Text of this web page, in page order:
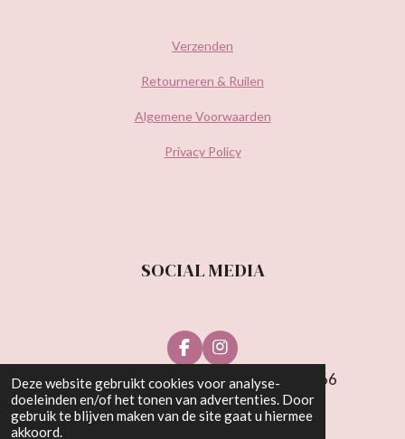
Deze website gebruikt cookies voor analyse-
doeleinden en/of het tonen van advertenties. Door
gebruik te blijven maken van de site gaat u hiermee
akkoord.
Verzenden
Retourneren & Ruilen
Algemene Voorwaarden
Privacy Policy
SOCIAL MEDIA
F
c
e
b
I
s
t
a
© Be Wonderful Beauty 2021 | KvK: 81538766